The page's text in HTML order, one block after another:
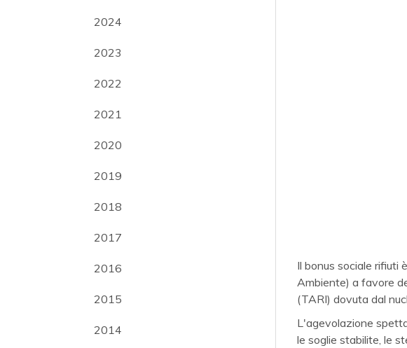
2024
2023
2022
2021
2020
2019
2018
2017
2016
2015
2014
Il bonus sociale rifiuti
Ambiente) a favore
(TARI) dovuta dal
L'agevolazione
le soglie stabilite, le